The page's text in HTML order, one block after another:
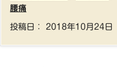
腰痛
投稿日： 2018年10月24日